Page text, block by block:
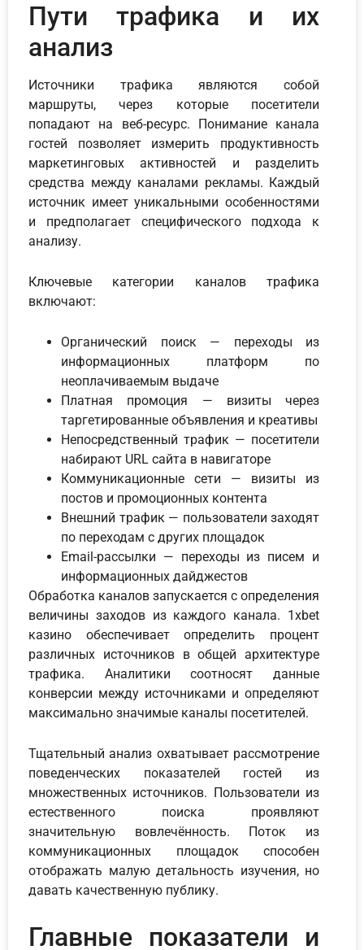
Пути трафика и их
анализ
Источники трафика являются собой
маршруты, через которые посетители
попадают на веб-ресурс. Понимание канала
гостей позволяет измерить продуктивность
маркетинговых активностей и разделить
средства между каналами рекламы. Каждый
источник имеет уникальными особенностями
и предполагает специфического подхода к
анализу.
Ключевые категории каналов трафика
включают:
Органический поиск — переходы из
информационных платформ по
неоплачиваемым выдаче
Платная промоция — визиты через
таргетированные объявления и креативы
Непосредственный трафик — посетители
набирают URL сайта в навигаторе
Коммуникационные сети — визиты из
постов и промоционных контента
Внешний трафик — пользователи заходят
по переходам с других площадок
Email-рассылки — переходы из писем и
информационных дайджестов
Обработка каналов запускается с определения
величины заходов из каждого канала. 1xbet
казино обеспечивает определить процент
различных источников в общей архитектуре
трафика. Аналитики соотносят данные
конверсии между источниками и определяют
максимально значимые каналы посетителей.
Тщательный анализ охватывает рассмотрение
поведенческих показателей гостей из
множественных источников. Пользователи из
естественного поиска проявляют
значительную вовлечённость. Поток из
коммуникационных площадок способен
отображать малую детальность изучения, но
давать качественную публику.
Главные показатели и